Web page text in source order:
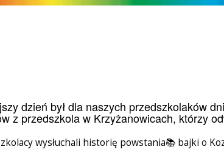
dzień był dla naszych przedszkolaków
z przedszkola w Krzyżanowicach, którzy
wysłuchali historię powstania📚 bajki o